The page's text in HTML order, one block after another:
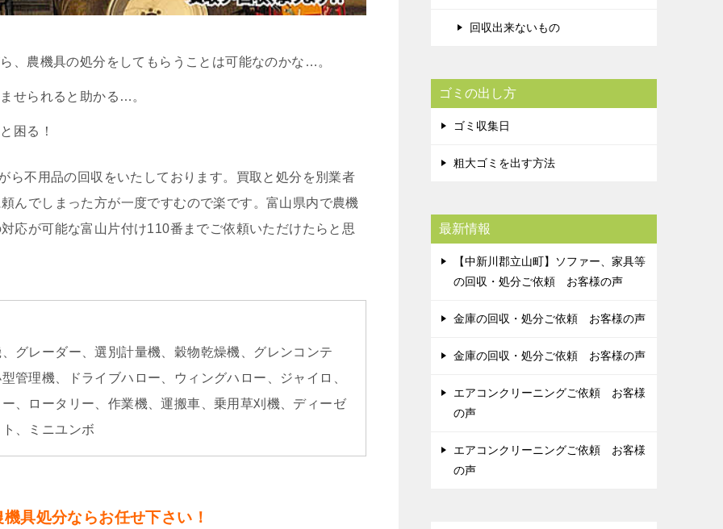
、農機具の処分をしてもらうことは可能なのかな…。
せられると助かる…。
困る！
ら不用品の回収をいたしております。買取と処分を別業者
んでしまった方が一度ですむので楽です。富山県内で農機
応が可能な富山片付け110番までご依頼いただけたらと思
グレーダー、選別計量機、穀物乾燥機、グレンコンテ
管理機、ドライブハロー、ウィングハロー、ジャイロ、
、ロータリー、作業機、運搬車、乗用草刈機、ディーゼ
、ミニユンボ
機具処分ならお任せ下さい！
回収出来ないもの
ゴミの出し方
ゴミ収集日
粗大ゴミを出す方法
最新情報
【中新川郡立山町】ソファー、家具等
の回収・処分ご依頼 お客様の声
金庫の回収・処分ご依頼 お客様の声
金庫の回収・処分ご依頼 お客様の声
エアコンクリーニングご依頼 お客様
の声
エアコンクリーニングご依頼 お客様
の声